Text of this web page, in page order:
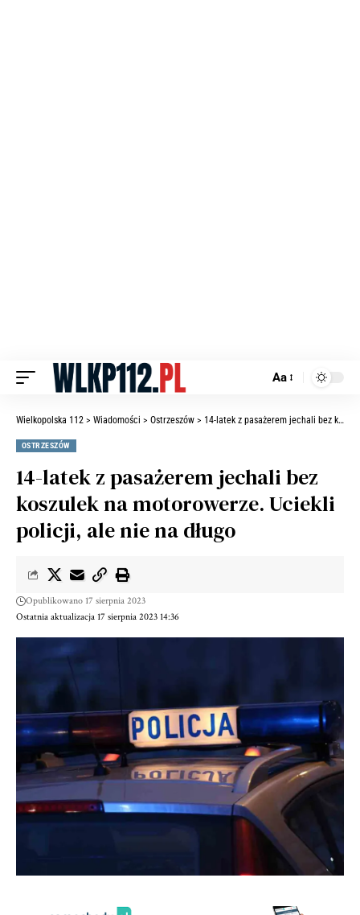
Aa
Wielkopolska 112 > Wiadomości > Ostrzeszów > 14-latek z pasażerem jechali bez koszulek na motorowerze. Uciekli policji, ale nie na długo
OSTRZESZÓW
14-latek z pasażerem jechali bez
koszulek na motorowerze. Uciekli
policji, ale nie na długo
Ostatnia aktualizacja 17 sierpnia 2023 14:36
Opublikowano 17 sierpnia 2023